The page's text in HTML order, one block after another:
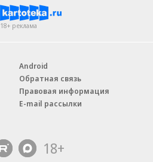
18+ реклама
Android
Обратная связь
Правовая информация
E-mail рассылки
18+